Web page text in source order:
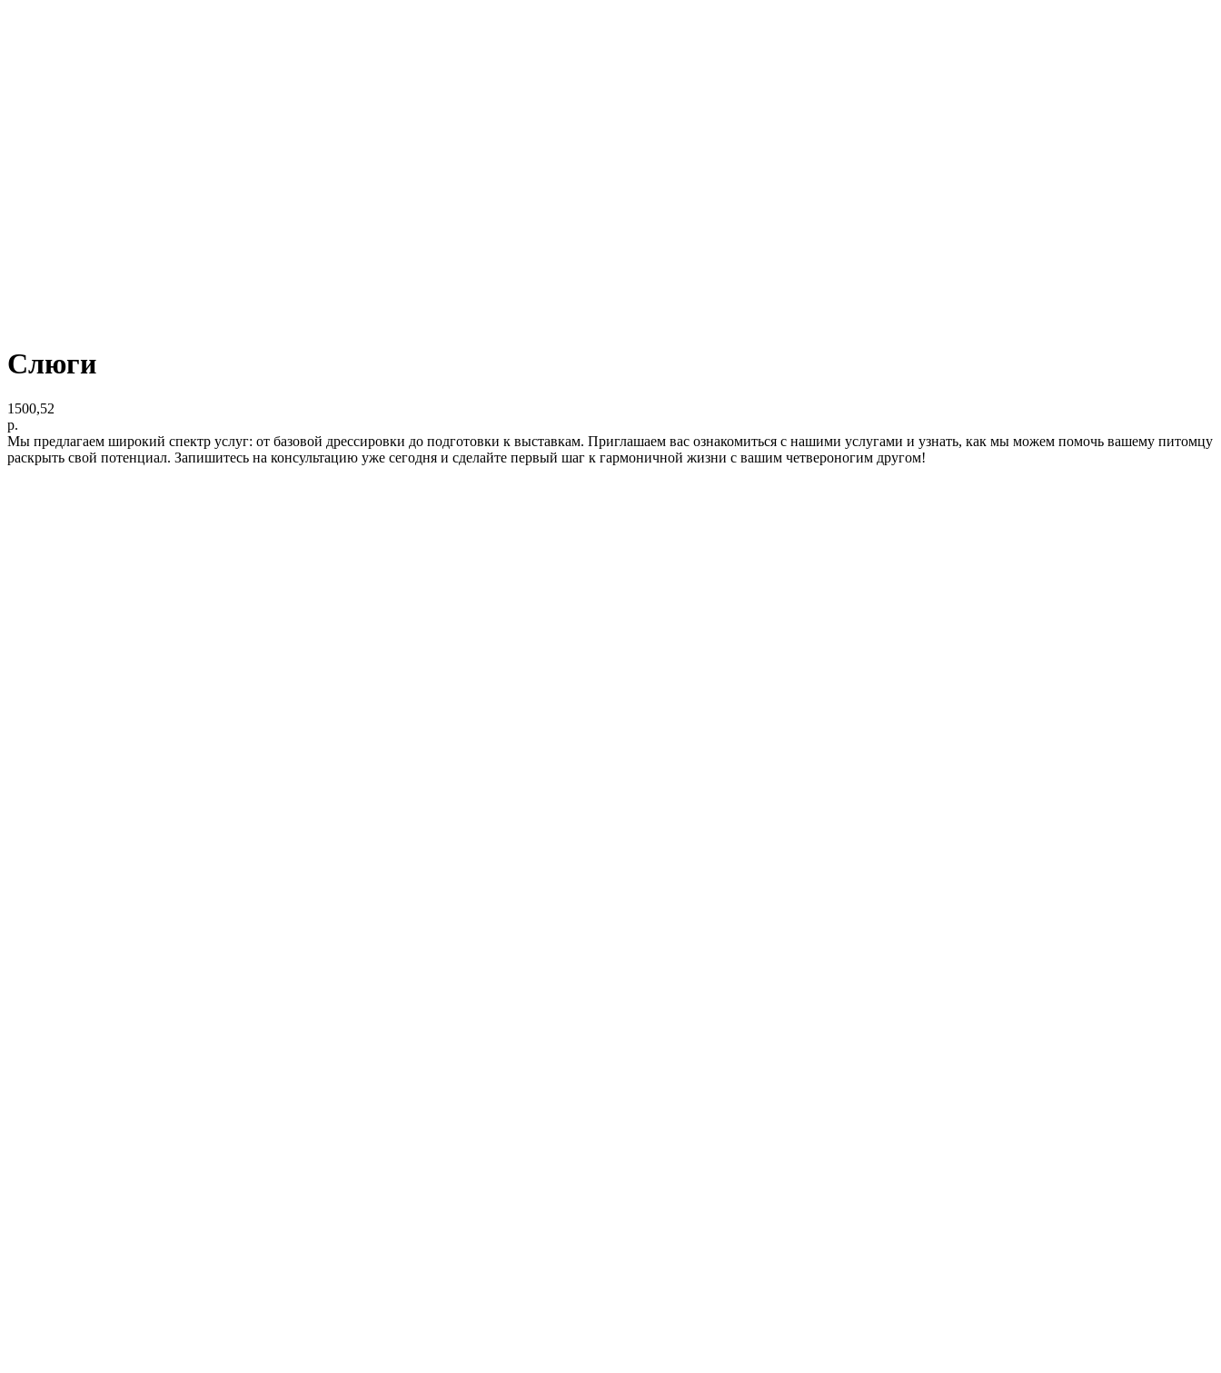
Слюги
1500,52
р.
Мы предлагаем широкий спектр услуг: от базовой дрессировки до подготовки к выставкам. Приглашаем вас ознакомиться с нашими услугами и узнать, как мы можем помочь вашему питомцу
раскрыть свой потенциал. Запишитесь на консультацию уже сегодня и сделайте первый шаг к гармоничной жизни с вашим четвероногим другом!